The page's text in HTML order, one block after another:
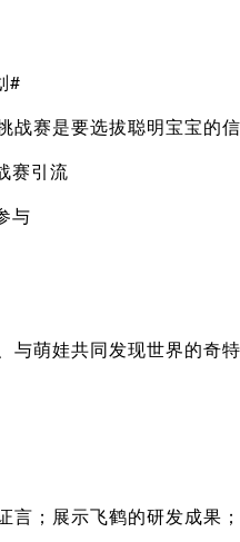
#
赛是要选拔聪明宝宝的信
赛引流
与
与萌娃共同发现世界的奇
；展示飞鹤的研发成果；